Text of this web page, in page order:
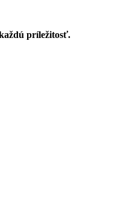
príležitosť.